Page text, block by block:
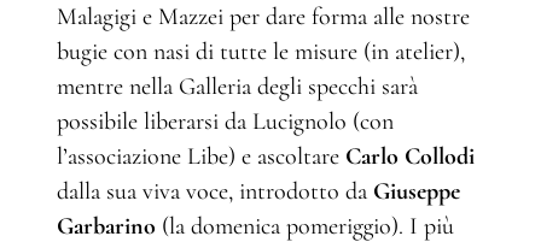
Malagigi e Mazzei per dare forma alle nostre
bugie con nasi di tutte le misure (in atelier),
mentre nella Galleria degli specchi sarà
possibile liberarsi da Lucignolo (con
l’associazione Libe) e ascoltare Carlo Collodi
dalla sua viva voce, introdotto da Giuseppe
Garbarino (la domenica pomeriggio). I più